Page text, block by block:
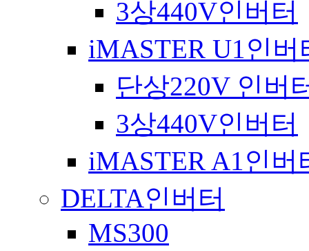
3상440V인버터
iMASTER U1인버
단상220V 인버
3상440V인버터
iMASTER A1인버
DELTA인버터
MS300